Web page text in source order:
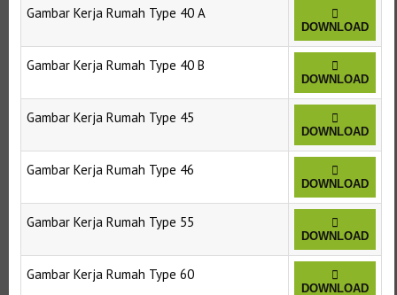
Gambar Kerja Rumah Type 40 A
DOWNLOAD
Gambar Kerja Rumah Type 40 B
DOWNLOAD
Gambar Kerja Rumah Type 45
DOWNLOAD
Gambar Kerja Rumah Type 46
DOWNLOAD
Gambar Kerja Rumah Type 55
DOWNLOAD
Gambar Kerja Rumah Type 60
DOWNLOAD